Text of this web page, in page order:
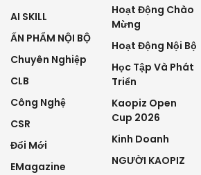
AI SKILL
ẤN PHẨM NỘI BỘ
Chuyên Nghiệp
CLB
Công Nghệ
CSR
Đổi Mới
EMagazine
Hoạt Động Chào
Mừng
Hoạt Động Nội Bộ
Học Tập Và Phát
Triển
Kaopiz Open
Cup 2026
Kinh Doanh
NGƯỜI KAOPIZ